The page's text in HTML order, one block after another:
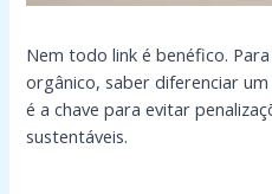
Nem todo link é benéfico.
orgânico, saber diferenciar
é a chave para evitar
sustentáveis.